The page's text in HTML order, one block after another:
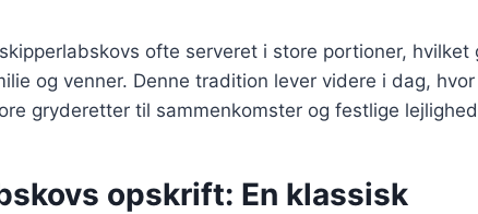
ofte serveret i store portioner, hvilket
og venner. Denne tradition lever videre i dag,
gryderetter til sammenkomster og festlige
opskrift: En klassisk